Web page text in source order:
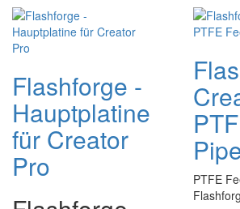
Flashforge -
Hauptplatine
für Creator
Pro
PTFE